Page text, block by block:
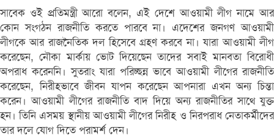
সাবেক ওই প্রতিমন্ত্রী আরো বলেন, এই দেশে আওয়ামী লীগ নামে আর
কোন সংগঠন রাজনীতি করতে পারবে না। এদেশের জনগণ আওয়ামী
লীগকে আর রাজনৈতিক দল হিসেবে গ্রহণ করবে না। যারা আওয়ামী লীগ
করেছেন, নৌকা মার্কায় ভোট দিয়েছেন তাদের সবাই মানবতা বিরোধী
অপরাধ করেননি। সুতরাং যারা পরিচ্ছন্ন ভাবে আওয়ামী লীগের রাজনীতি
করেছেন, নিরীহভাবে জীবন যাপন করেছেন আপনারা এখন অন্য চিন্তা
করেন। আওয়ামী লীগের রাজনীতি বাদ দিয়ে অন্য রাজনীতির সাথে যুক্ত
হন। তিনি এসময় স্থানীয় আওয়ামী লীগের নিরীহ ও নিরপরাধ নেতাকর্মীদের
তার দলে যোগ দিতে পরামর্শ দেন।